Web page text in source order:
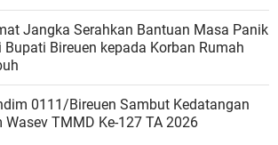
Jangka Serahkan Bantuan Masa Panik
Bupati Bireuen kepada Korban Rumah
0111/Bireuen Sambut Kedatangan
Wasev TMMD Ke-127 TA 2026